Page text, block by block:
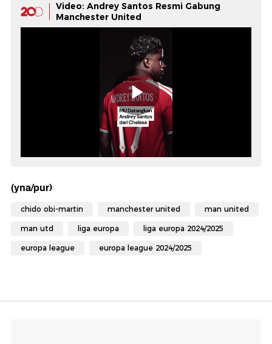
Video: Andrey Santos Resmi Gabung
Manchester United
(yna/pur)
chido obi-martin manchester united man united
man utd liga europa liga europa 2024/2025
europa league europa league 2024/2025